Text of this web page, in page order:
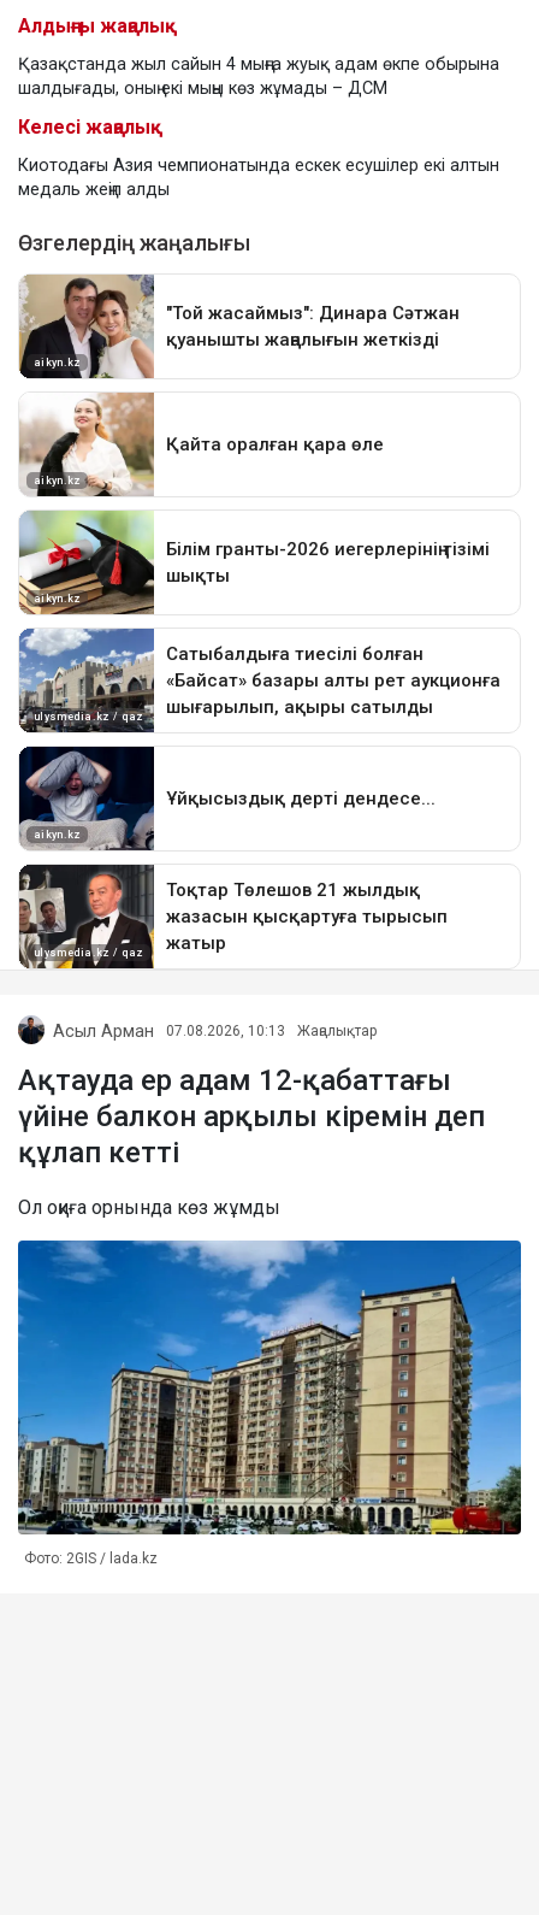
Алдыңғы жаңалық
Қазақстанда жыл сайын 4 мыңға жуық адам өкпе обырына
шалдығады, оның екі мыңы көз жұмады – ДСМ
Келесі жаңалық
Киотодағы Азия чемпионатында ескек есушілер екі алтын
медаль жеңіп алды
Асыл Арман 07.08.2026, 10:13 Жаңалықтар
Ақтауда ер адам 12-қабаттағы
үйіне балкон арқылы кіремін деп
құлап кетті
Ол оқиға орнында көз жұмды
Фото: 2GIS / lada.kz